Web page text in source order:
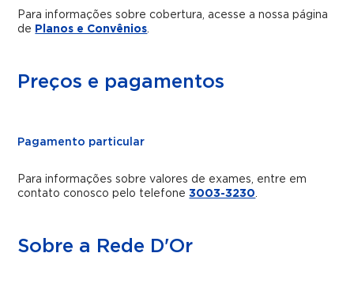
Para informações sobre cobertura, acesse a nossa página
de Planos e Convênios.
Preços e pagamentos
Pagamento particular
Para informações sobre valores de exames, entre em
contato conosco pelo telefone3003-3230.
Sobre a Rede D'Or